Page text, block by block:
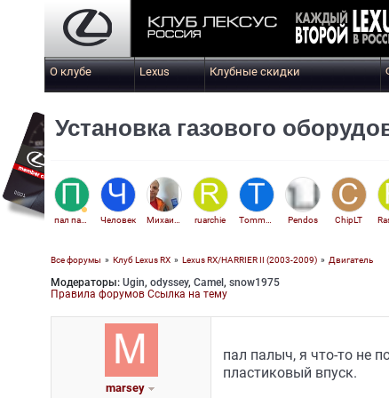
О клубе Lexus Клубные скидки
Установка газового
пал палыч Человек ruarchie Tommy59 Pendos ChipLT
Sergei_38
Все форумы » Клуб Lexus RX» Lexus RX/HARRIER II (2003-2009)» Двигатель
Модераторы: Ugin, odyssey, Camel , snow1975
Правила форумов Ссылка на тему
marsey
пал палыч, я что-то не
пластиковый впуск.